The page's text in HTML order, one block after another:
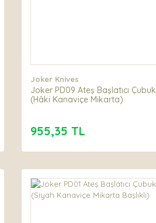
Joker Knives
Joker PD09 Ateş Başlatıcı Çubuk
(Hâki Kanaviçe Mikarta)
955,35 TL